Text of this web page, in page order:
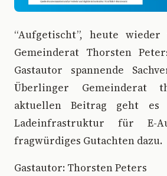
“Aufgetischt”, heute
Gemeinderat Thorsten
Gastautor spannende
Überlinger Gemeinderat
aktuellen Beitrag geht
Ladeinfrastruktur für E-
fragwürdiges Gutachten dazu.
Gastautor: Thorsten Peters